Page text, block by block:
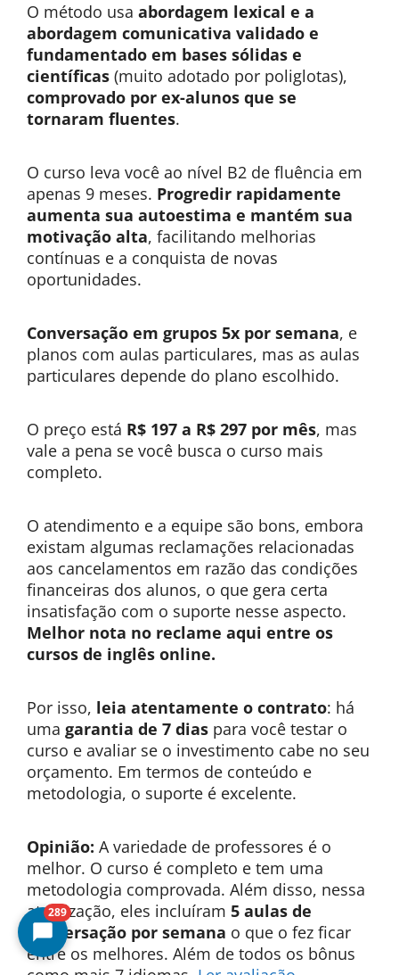
O método usa abordagem lexical e a
abordagem comunicativa validado e
fundamentado em bases sólidas e
científicas (muito adotado por poliglotas),
comprovado por ex-alunos que se
tornaram fluentes.
O curso leva você ao nível B2 de fluência em
apenas 9 meses. Progredir rapidamente
aumenta sua autoestima e mantém sua
motivação alta, facilitando melhorias
contínuas e a conquista de novas
oportunidades.
Conversação em grupos 5x por semana, e
planos com aulas particulares, mas as aulas
particulares depende do plano escolhido.
O preço está R$ 197 a R$ 297 por mês, mas
vale a pena se você busca o curso mais
completo.
O atendimento e a equipe são bons, embora
existam algumas reclamações relacionadas
aos cancelamentos em razão das condições
financeiras dos alunos, o que gera certa
insatisfação com o suporte nesse aspecto.
Melhor nota no reclame aqui entre os
cursos de inglês online.
Por isso, leia atentamente o contrato: há
uma garantia de 7 dias para você testar o
curso e avaliar se o investimento cabe no seu
orçamento. Em termos de conteúdo e
metodologia, o suporte é excelente.
Opinião: A variedade de professores é o
melhor. O curso é completo e tem uma
metodologia comprovada. Além disso, nessa
atualização, eles incluíram 5 aulas de
conversação por semana o que o fez ficar
entre os melhores. Além de todos os bônus
289